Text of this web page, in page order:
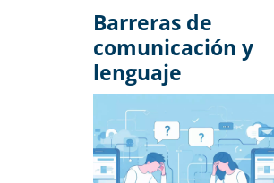
Barreras de
comunicación y
lenguaje